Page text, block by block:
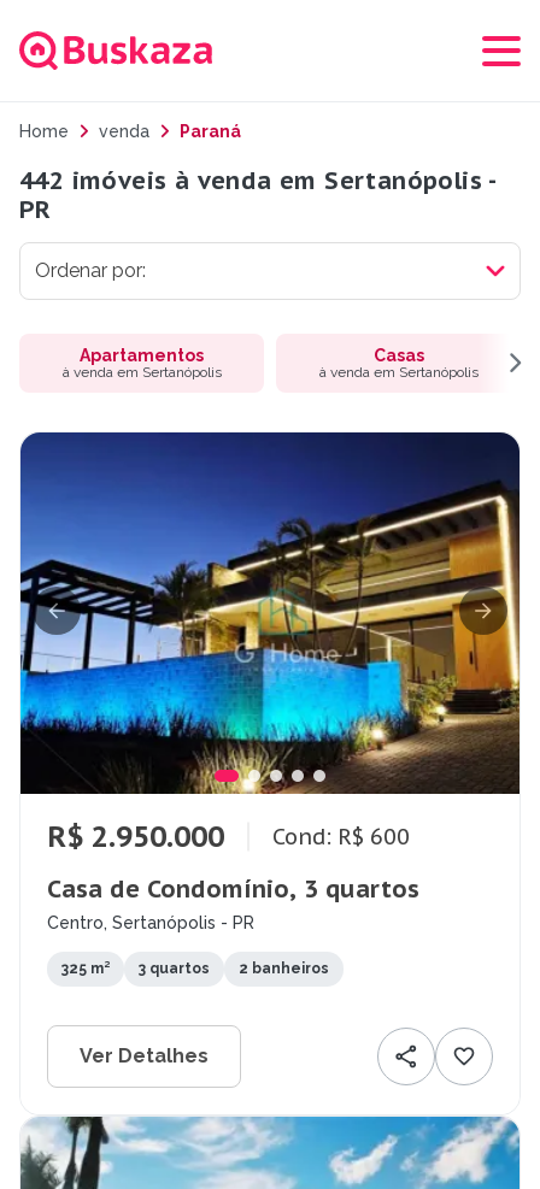
Home venda Paraná
442 imóveis à venda em Sertanópolis -
PR
Apartamentos
à venda em Sertanópolis
Casas
à venda em Sertanópolis
R$ 2.950.000 Cond: R$ 600
Casa de Condomínio, 3 quartos
Centro, Sertanópolis - PR
325 m² 3 quartos 2 banheiros
Ver Detalhes